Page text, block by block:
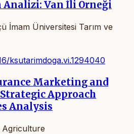
Van İli Örneği
İmam Üniversitesi Tarım ve
ksutarimdoga.vi.1294040
Marketing and
Approach
Analysis